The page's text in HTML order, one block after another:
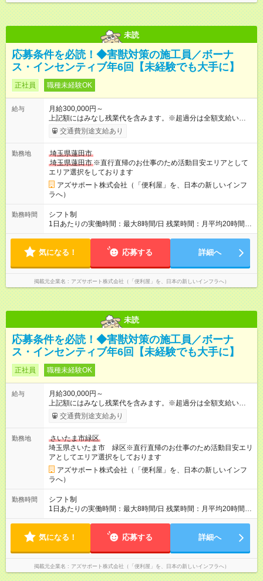
未読
応募条件を必読！◆害獣対策の施工員／ボーナ
ス・インセンティブ年6回【未経験でも大手に】
正社員 職種未経験OK
給与
月給300,000円～
上記額にはみなし残業代を含みます。※超過分は全額支給いたし
ます。 みなし残業代 73,808円／月 みなし残業時間 45時間／月
年収＝月給＋ボーナス＋インセンティブ ボーナス ：2回 ※過
（年4回） ※施工スタッフにもインセンティブがもらえます
※合計で約30～60万/年程度で動きます（一番高い方ですと100
万超え） --------------------------------- 昇給：あり ※年1回評価に基
づく 手当：あり 全額100%支給 ・交通費（通勤費） ・業務に
おける活動費 ・超過勤務手当 【注意】 貸与する社用車は、社員
各自が保管していただきます 駐車場代が仮にかかる場合、各社
員での負担となります ※1都3県社員については会社負担があり
ます（ご相談ください） 【試用期間】試用期間あり 試用期間の
ます。 雇用形態：中途採用（契約社員） 給与：本採用時と同じ
です。 試用期間中は嘱託社員契約となります。嘱託社員契約中
の給与・待遇・福利厚生は正社員のものと同じです。99％の方
が試用期間後に正社員に移行しております。
交通費別途支給あり
勤務地
埼玉県蓮田市
埼玉県蓮田市 ※直行直帰のお仕事のため活動目安エリアとして
エリア選択をしております
アズサポート株式会社（「便利屋」を、日本の新しいインフ
ラへ）
勤務時間
シフト制
1日あたりの実働時間：最大8時間/日 残業時間：月平均20時間程
度 ※閑散月10時間ほど、繁忙期40時間ほど 【注意】 直行直帰の
によっては出勤・退勤時間が変動する場合がございます 例）
時台
気になる！ 応募する 詳細へ
掲載元企業名 アズサポート株式会社（「便利屋」を、日本の新しいインフラへ）
未読
応募条件を必読！◆害獣対策の施工員／ボーナ
ス・インセンティブ年6回【未経験でも大手に】
正社員 職種未経験OK
給与
月給300,000円～
上記額にはみなし残業代を含みます。※超過分は全額支給いたし
ます。 みなし残業代 73,808円／月 みなし残業時間 45時間／月
年収＝月給＋ボーナス＋インセンティブ ボーナス ：2回 ※過
（年4回） ※施工スタッフにもインセンティブがもらえます
※合計で約30～60万/年程度で動きます（一番高い方ですと100
万超え） --------------------------------- 昇給：あり ※年1回評価に基
づく 手当：あり 全額100%支給 ・交通費（通勤費） ・業務に
おける活動費 ・超過勤務手当 【注意】 貸与する社用車は、社員
各自が保管していただきます 駐車場代が仮にかかる場合、各社
員での負担となります ※1都3県社員については会社負担があり
ます（ご相談ください） 【試用期間】試用期間あり 試用期間の
ます。 雇用形態：中途採用（契約社員） 給与：本採用時と同じ
です。 試用期間中は嘱託社員契約となります。嘱託社員契約中
の給与・待遇・福利厚生は正社員のものと同じです。99％の方
が試用期間後に正社員に移行しております。
交通費別途支給あり
勤務地
さいたま市緑区
埼玉県さいたま市 緑区※直行直帰のお仕事のため活動目安エリ
アとしてエリア選択をしております
アズサポート株式会社（「便利屋」を、日本の新しいインフ
ラへ）
勤務時間
シフト制
1日あたりの実働時間：最大8時間/日 残業時間：月平均20時間程
度 ※閑散月10時間ほど、繁忙期40時間ほど 【注意】 直行直帰の
によっては出勤・退勤時間が変動する場合がございます 例）
時台
気になる！ 応募する 詳細へ
掲載元企業名 アズサポート株式会社（「便利屋」を、日本の新しいインフラへ）